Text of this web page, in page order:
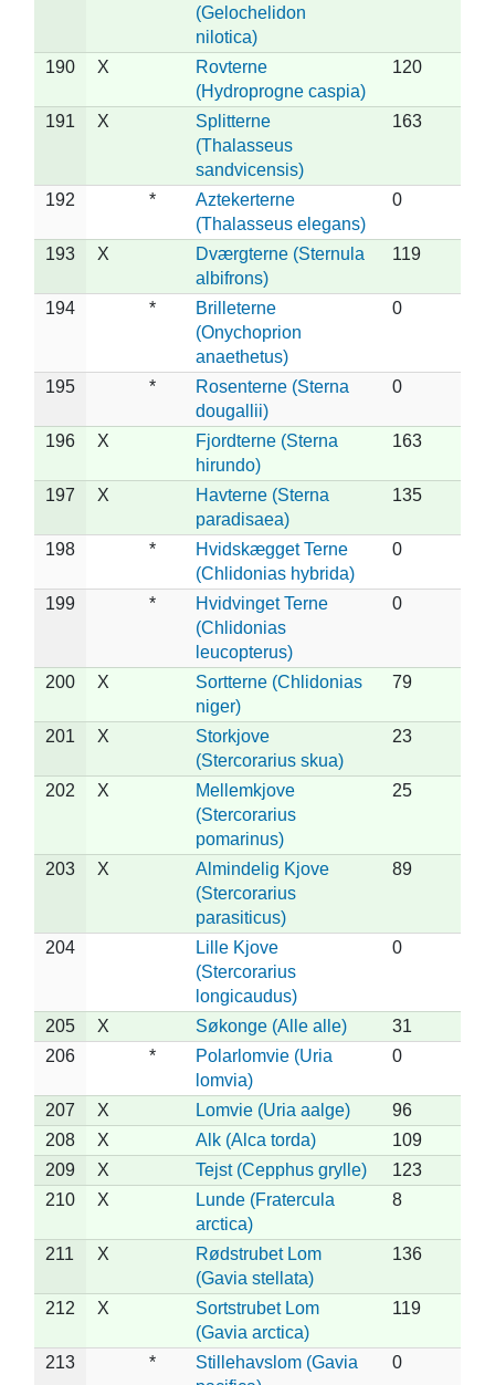
(Gelochelidon
nilotica)
190
X
Rovterne
(Hydroprogne caspia)
120
191 X
Splitterne
(Thalasseus
sandvicensis)
163
192 *
Aztekerterne
(Thalasseus elegans)
0
193 X
Dværgterne (Sternula
albifrons)
119
194 *
Brilleterne
(Onychoprion
anaethetus)
0
195 *
Rosenterne (Sterna
dougallii)
0
196 X
Fjordterne (Sterna
hirundo)
163
197 X
Havterne (Sterna
paradisaea)
135
198 *
Hvidskægget Terne
(Chlidonias hybrida)
0
199 *
Hvidvinget Terne
(Chlidonias
leucopterus)
0
200 X
Sortterne (Chlidonias
niger)
79
201 X
Storkjove
(Stercorarius skua)
23
202 X
Mellemkjove
(Stercorarius
pomarinus)
25
203 X
Almindelig Kjove
(Stercorarius
parasiticus)
89
204
Lille Kjove
(Stercorarius
longicaudus)
0
205 X Søkonge (Alle alle)
31
206
*
Polarlomvie (Uria
lomvia)
0
207 X Lomvie (Uria aalge)
96
208
X Alk (Alca torda)
109
209
X Tejst (Cepphus grylle)
123
210
X
Lunde (Fratercula
arctica)
8
211 X
Rødstrubet Lom
(Gavia stellata)
136
212 X
Sortstrubet Lom
(Gavia arctica)
119
213 *
Stillehavslom (Gavia
0